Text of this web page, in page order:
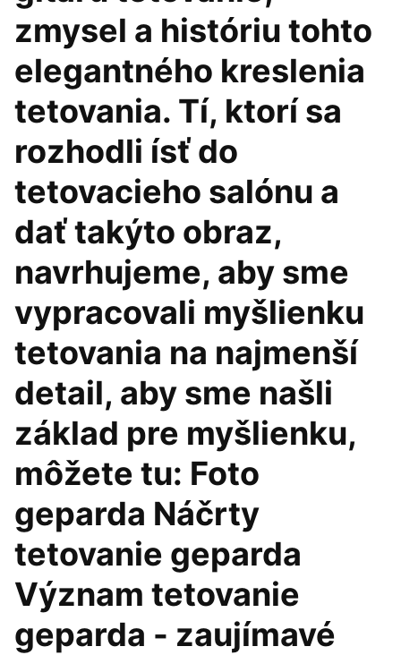
zmysel a históriu tohto
elegantného kreslenia
tetovania. Tí, ktorí sa
rozhodli ísť do
tetovacieho salónu a
dať takýto obraz,
navrhujeme, aby sme
vypracovali myšlienku
tetovania na najmenší
detail, aby sme našli
základ pre myšlienku,
môžete tu: Foto
geparda Náčrty
tetovanie geparda
Význam tetovanie
geparda - zaujímavé